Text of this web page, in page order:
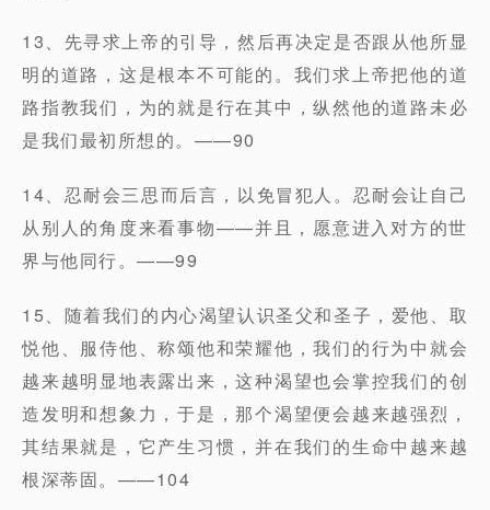
13、先寻求上帝的引导，然后再决定是否跟从他所显
明的道路，这是根本不可能的。我们求上帝把他的道
路指教我们，为的就是行在其中，纵然他的道路未必
是我们最初所想的。——90
14、忍耐会三思而后言，以免冒犯人。忍耐会让自己
从别人的角度来看事物——并且，愿意进入对方的世
界与他同行。——99
15、随着我们的内心渴望认识圣父和圣子，爱他、取
悦他、服侍他、称颂他和荣耀他，我们的行为中就会
越来越明显地表露出来，这种渴望也会掌控我们的创
造发明和想象力，于是，那个渴望便会越来越强烈，
其结果就是，它产生习惯，并在我们的生命中越来越
根深蒂固。——104